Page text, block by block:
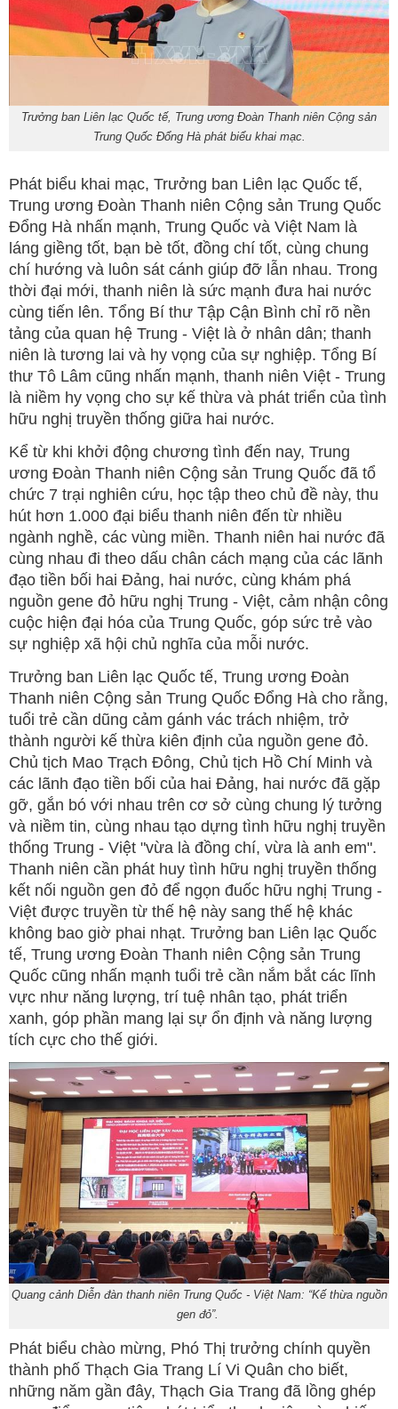
Trưởng ban Liên lạc Quốc tế, Trung ương Đoàn Thanh niên Cộng sản
Trung Quốc Đổng Hà phát biểu khai mạc.
Phát biểu khai mạc, Trưởng ban Liên lạc Quốc tế,
Trung ương Đoàn Thanh niên Cộng sản Trung Quốc
Đổng Hà nhấn mạnh, Trung Quốc và Việt Nam là
láng giềng tốt, bạn bè tốt, đồng chí tốt, cùng chung
chí hướng và luôn sát cánh giúp đỡ lẫn nhau. Trong
thời đại mới, thanh niên là sức mạnh đưa hai nước
cùng tiến lên. Tổng Bí thư Tập Cận Bình chỉ rõ nền
tảng của quan hệ Trung - Việt là ở nhân dân; thanh
niên là tương lai và hy vọng của sự nghiệp. Tổng Bí
thư Tô Lâm cũng nhấn mạnh, thanh niên Việt - Trung
là niềm hy vọng cho sự kế thừa và phát triển của tình
hữu nghị truyền thống giữa hai nước.
Kể từ khi khởi động chương tình đến nay, Trung
ương Đoàn Thanh niên Cộng sản Trung Quốc đã tổ
chức 7 trại nghiên cứu, học tập theo chủ đề này, thu
hút hơn 1.000 đại biểu thanh niên đến từ nhiều
ngành nghề, các vùng miền. Thanh niên hai nước đã
cùng nhau đi theo dấu chân cách mạng của các lãnh
đạo tiền bối hai Đảng, hai nước, cùng khám phá
nguồn gene đỏ hữu nghị Trung - Việt, cảm nhận công
cuộc hiện đại hóa của Trung Quốc, góp sức trẻ vào
sự nghiệp xã hội chủ nghĩa của mỗi nước.
Trưởng ban Liên lạc Quốc tế, Trung ương Đoàn
Thanh niên Cộng sản Trung Quốc Đổng Hà cho rằng,
tuổi trẻ cần dũng cảm gánh vác trách nhiệm, trở
thành người kế thừa kiên định của nguồn gene đỏ.
Chủ tịch Mao Trạch Đông, Chủ tịch Hồ Chí Minh và
các lãnh đạo tiền bối của hai Đảng, hai nước đã gặp
gỡ, gắn bó với nhau trên cơ sở cùng chung lý tưởng
và niềm tin, cùng nhau tạo dựng tình hữu nghị truyền
thống Trung - Việt "vừa là đồng chí, vừa là anh em".
Thanh niên cần phát huy tình hữu nghị truyền thống
kết nối nguồn gen đỏ để ngọn đuốc hữu nghị Trung -
Việt được truyền từ thế hệ này sang thế hệ khác
không bao giờ phai nhạt. Trưởng ban Liên lạc Quốc
tế, Trung ương Đoàn Thanh niên Cộng sản Trung
Quốc cũng nhấn mạnh tuổi trẻ cần nắm bắt các lĩnh
vực như năng lượng, trí tuệ nhân tạo, phát triển
xanh, góp phần mang lại sự ổn định và năng lượng
tích cực cho thế giới.
Quang cảnh Diễn đàn thanh niên Trung Quốc - Việt Nam: “Kế thừa nguồn
gen đỏ”.
Phát biểu chào mừng, Phó Thị trưởng chính quyền
thành phố Thạch Gia Trang Lí Vi Quân cho biết,
những năm gần đây, Thạch Gia Trang đã lồng ghép